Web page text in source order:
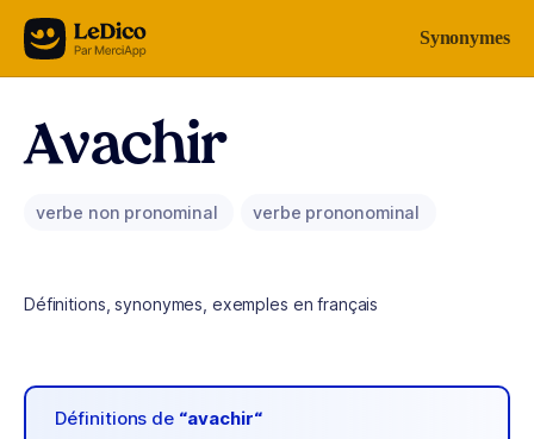
Aller au contenu Synonymes
Avachir
verbe non pronominal verbe prononominal
Définitions, synonymes, exemples en français
Définitions de “avachir“